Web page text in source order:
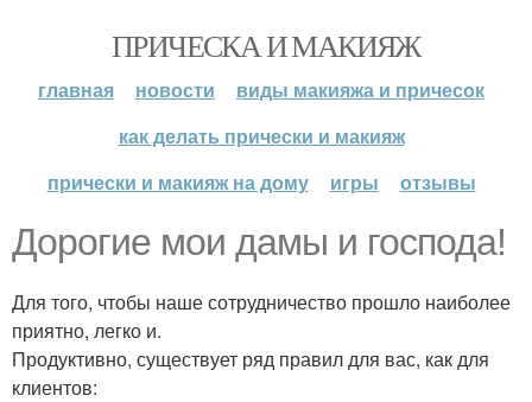
ПРИЧЕСКА И МАКИЯЖ
главная новости
виды макияжа и причесок
как делать прически и макияж
прически и макияж на дому
игры отзывы
Дорогие мои дамы и господа!
Для того, чтобы наше сотрудничество прошло наиболее
приятно, легко и.
Продуктивно, существует ряд правил для вас, как для
клиентов: